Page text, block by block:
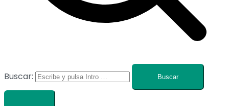
Buscar: